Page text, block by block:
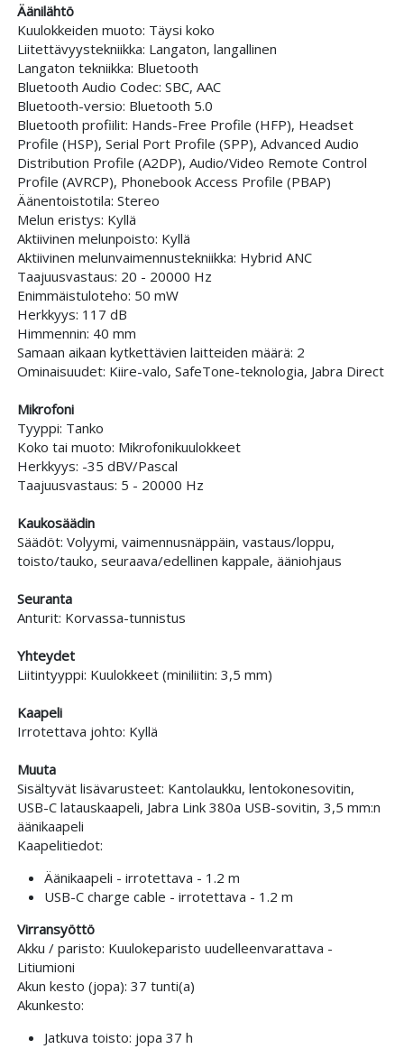
Äänilähtö
Kuulokkeiden muoto: Täysi koko
Liitettävyystekniikka: Langaton, langallinen
Langaton tekniikka: Bluetooth
Bluetooth Audio Codec: SBC, AAC
Bluetooth-versio: Bluetooth 5.0
Bluetooth profiilit: Hands-Free Profile (HFP), Headset
Profile (HSP), Serial Port Profile (SPP), Advanced Audio
Distribution Profile (A2DP), Audio/Video Remote Control
Profile (AVRCP), Phonebook Access Profile (PBAP)
Äänentoistotila: Stereo
Melun eristys: Kyllä
Aktiivinen melunpoisto: Kyllä
Aktiivinen melunvaimennustekniikka: Hybrid ANC
Taajuusvastaus: 20 - 20000 Hz
Enimmäistuloteho: 50 mW
Herkkyys: 117 dB
Himmennin: 40 mm
Samaan aikaan kytkettävien laitteiden määrä: 2
Ominaisuudet: Kiire-valo, SafeTone-teknologia, Jabra Direct
Mikrofoni
Tyyppi: Tanko
Koko tai muoto: Mikrofonikuulokkeet
Herkkyys: -35 dBV/Pascal
Taajuusvastaus: 5 - 20000 Hz
Kaukosäädin
Säädöt: Volyymi, vaimennusnäppäin, vastaus/loppu,
toisto/tauko, seuraava/edellinen kappale, ääniohjaus
Seuranta
Anturit: Korvassa-tunnistus
Yhteydet
Liitintyyppi: Kuulokkeet (miniliitin: 3,5 mm)
Kaapeli
Irrotettava johto: Kyllä
Muuta
Sisältyvät lisävarusteet: Kantolaukku, lentokonesovitin,
USB-C latauskaapeli, Jabra Link 380a USB-sovitin, 3,5 mm:n
äänikaapeli
Kaapelitiedot:
Äänikaapeli - irrotettava - 1.2 m
USB-C charge cable - irrotettava - 1.2 m
Virransyöttö
Akku / paristo: Kuulokeparisto uudelleenvarattava -
Litiumioni
Akun kesto (jopa): 37 tunti(a)
Akunkesto:
Jatkuva toisto: jopa 37 h